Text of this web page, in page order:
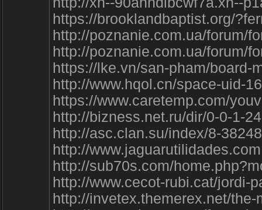
https://brooklandbaptist.org/
http://poznanie.com.ua/forum/
http://poznanie.com.ua/forum/
https://lke.vn/san-pham/board-
http://www.hqol.cn/space-uid-
https://www.caretemp.com/
http://bizness.net.ru/dir/0-0-1-
http://asc.clan.su/index/8-38248
http://
http://sub70s.com/
http://www.cecot-rubi.cat/jordi-
http://invetex.themerex.net/